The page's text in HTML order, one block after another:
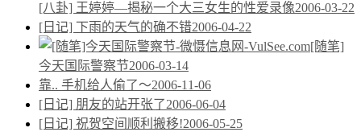
[八卦] 王婷婷—揭秘一个大三女生的性爱录像2006-03-22
[日记] 下雨的天气的确不错2006-04-22
[随笔]
今天国际警察节2006-03-14
靠.. 手机给人偷了～2006-11-06
[日记] 朋友的站开张了2006-06-04
[日记] 祝贺空间顺利搬移!2006-05-25